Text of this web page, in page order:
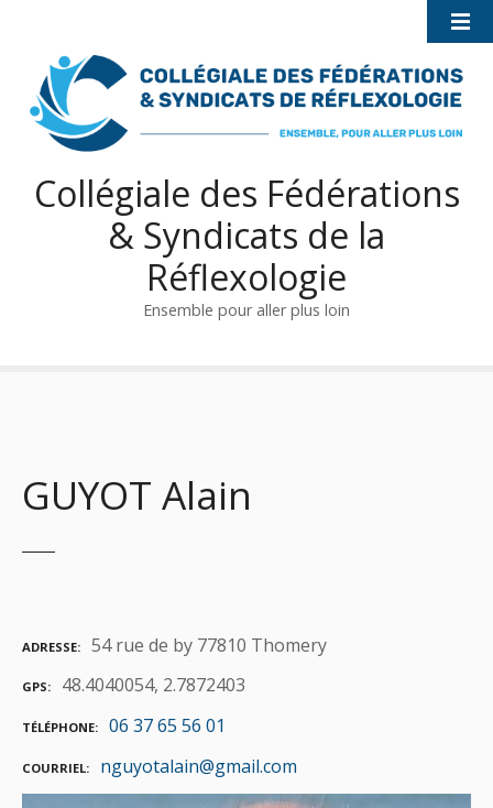
Collégiale des Fédérations
& Syndicats de la
Réflexologie
Ensemble pour aller plus loin
GUYOT Alain
ADRESSE 54 rue de by 77810 Thomery
GPS 48.4040054, 2.7872403
TÉLÉPHONE 06 37 65 56 01
COURRIEL nguyotalain@gmail.com